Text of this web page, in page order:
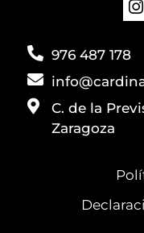
976 487 178
C. de la
Zaragoza